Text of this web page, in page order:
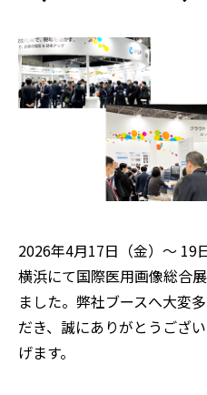
2026年4月17日（金）～ 19
横浜にて国際医用画像総合
ました。弊社ブースへ大変
だき、誠にありがとうござ
げます。